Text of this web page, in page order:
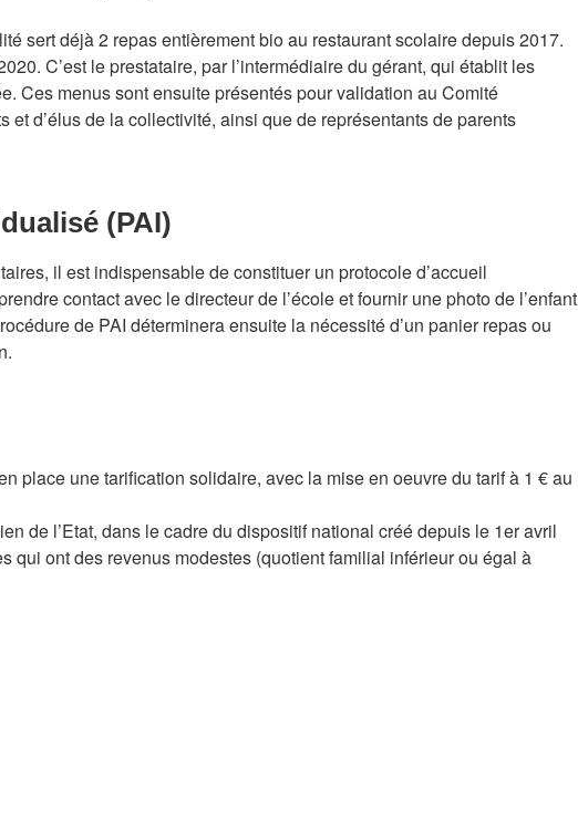
sert déjà 2 repas entièrement bio au restaurant scolaire depuis 2017.
C’est le prestataire, par l’intermédiaire du gérant, qui établit les
Ces menus sont ensuite présentés pour validation au Comité
et d’élus de la collectivité, ainsi que de représentants de parents
(PAI)
il est indispensable de constituer un protocole d’accueil
contact avec le directeur de l’école et fournir une photo de l’enfant
de PAI déterminera ensuite la nécessité d’un panier repas ou
place une tarification solidaire, avec la mise en oeuvre du tarif à 1 € au
de l’Etat, dans le cadre du dispositif national créé depuis le 1er avril
qui ont des revenus modestes (quotient familial inférieur ou égal à